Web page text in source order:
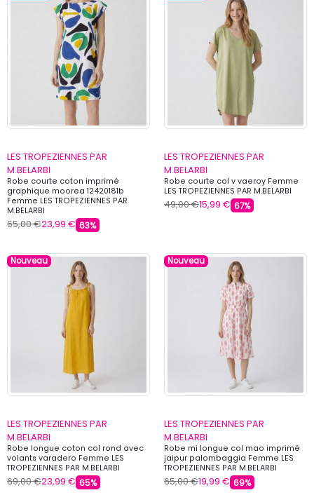
LES TROPEZIENNES PAR
M.BELARBI
Robe courte coton imprimé
graphique moorea 12420181b
Femme LES TROPEZIENNES PAR
M.BELARBI
65,00 €23,99 € 63%
LES TROPEZIENNES PAR
M.BELARBI
Robe courte col v vaeroy Femme
LES TROPEZIENNES PAR M.BELARBI
49,00 €15,99 € 67%
Nouveau
LES TROPEZIENNES PAR
M.BELARBI
Robe longue coton col rond avec
volants varadero Femme LES
TROPEZIENNES PAR M.BELARBI
69,00 €23,99 € 65%
Nouveau
LES TROPEZIENNES PAR
M.BELARBI
Robe mi longue col mao imprimé
jaipur palombaggia Femme LES
TROPEZIENNES PAR M.BELARBI
65,00 €19,99 € 69%